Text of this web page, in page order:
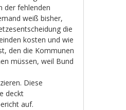
der fehlenden
weiß bisher,
die
kosten und wie
den die Kommunen
müssen, weil Bund
Diese
deckt
auf.